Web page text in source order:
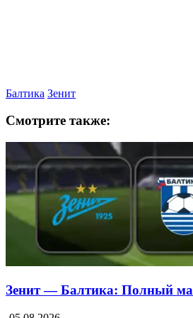
Балтика Зенит
Смотрите также:
Зенит — Балтика: Полный